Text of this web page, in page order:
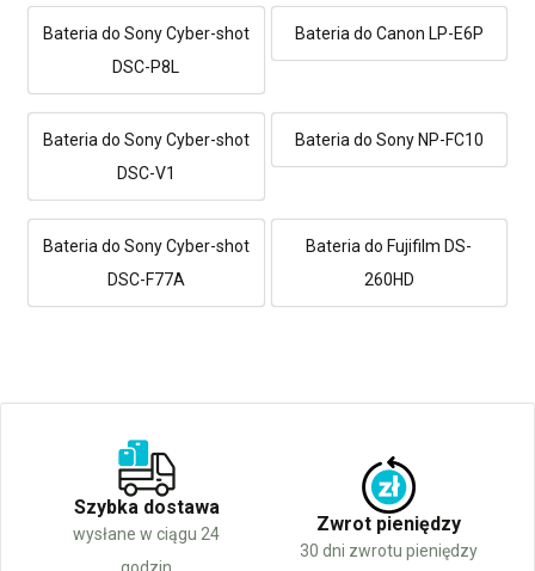
Bateria do Sony Cyber-shot
DSC-P8L
Bateria do Canon LP-E6P
Bateria do Sony Cyber-shot
DSC-V1
Bateria do Sony NP-FC10
Bateria do Sony Cyber-shot
DSC-F77A
Bateria do Fujifilm DS-
260HD
Szybka dostawa
wysłane w ciągu 24
Zwrot pieniędzy
30 dni zwrotu pieniędzy